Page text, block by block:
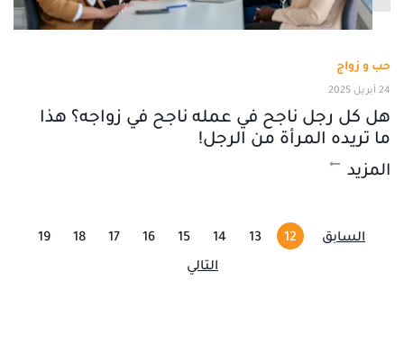
حب و زواج
24 أبريل 2025
هل كل رجل ناجح في عمله ناجح في زواجه؟ هذا
ما تريده المرأة من الرجل!
المزيد
السابق 12
13
14
15
16
17
18
19
التالي